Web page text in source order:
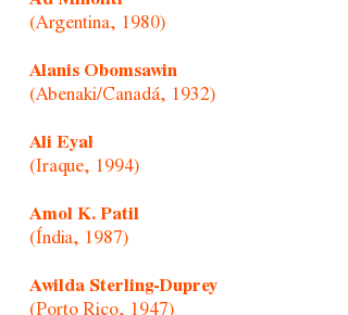
(Argentina, 1980)
Alanis Obomsawin
(Abenaki/Canadá, 1932)
Ali Eyal
(Iraque, 1994)
Amol K. Patil
(Índia, 1987)
Awilda Sterling-Duprey
(Porto Rico, 1947)